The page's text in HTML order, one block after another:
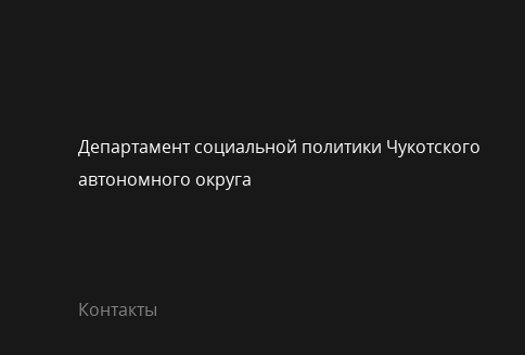
Департамент социальной политики Чукотского
автономного округа
Контакты